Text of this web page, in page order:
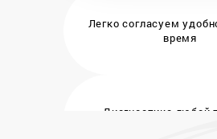
Легко согласуем
время
Диагностика любой